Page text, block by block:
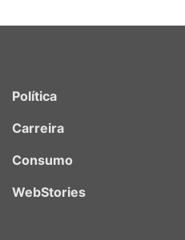
Política
Carreira
Consumo
WebStories